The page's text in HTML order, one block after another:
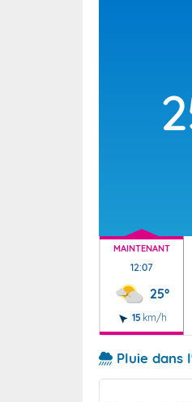
MAINTENANT
12:07
25°
15 km/h
Pluie dans